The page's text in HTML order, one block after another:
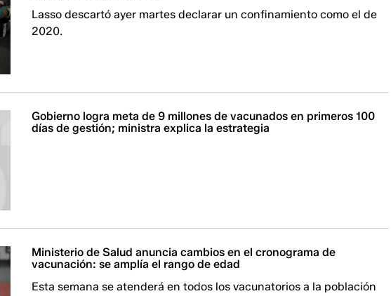
Lasso descartó ayer martes declarar un confinamiento como el de
2020.
Gobierno logra meta de 9 millones de vacunados en primeros 100
días de gestión; ministra explica la estrategia
Ministerio de Salud anuncia cambios en el cronograma de
vacunación: se amplía el rango de edad
Esta semana se atenderá en todos los vacunatorios a la población